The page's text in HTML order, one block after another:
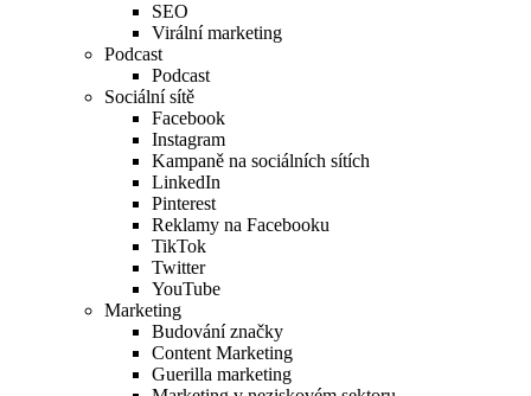
SEO
Virální marketing
Podcast
Podcast
Sociální sítě
Facebook
Instagram
Kampaně na sociálních sítích
LinkedIn
Pinterest
Reklamy na Facebooku
TikTok
Twitter
YouTube
Marketing
Budování značky
Content Marketing
Guerilla marketing